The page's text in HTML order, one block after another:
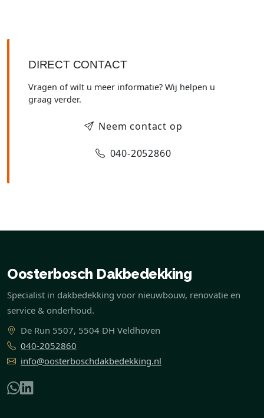
DIRECT CONTACT
Vragen of wilt u meer informatie? Wij helpen u
graag verder.
Neem contact op
040-2052860
Oosterbosch Dakbedekking
Specialist in dakbedekking voor nieuwbouw, renovatie en
service & onderhoud.
De Run 5507, 5504 DH Veldhoven
040-2052860
info@oosterboschdakbedekking.nl